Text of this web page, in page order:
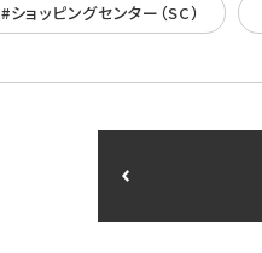
#ショッピングセンター（SC）